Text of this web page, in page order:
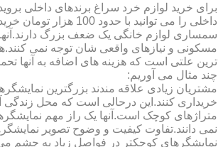
برای خرید لوازم خرد سراغ برندهای داخلی
داخلی را می توانید با حدود
سمساری لوازم خانگی یک ضعف بزرگ
مسکونی و نیازهای واقعی شان توجه نمی
ترین علتی است که هزینه های اضافه به آنها
چند مثال می آوریم:
مشتریان زیادی علاقه مندند بزرگترین
خریداری کنند.این درحالی است که محل زندگی
متراژهای کوچک است.آنها یک راز مهم
نمی دانند.تفاوت کیفیت و وضوح تصویر
نمایشگرهای کوچکتر در فواصل زیاد به چشم می